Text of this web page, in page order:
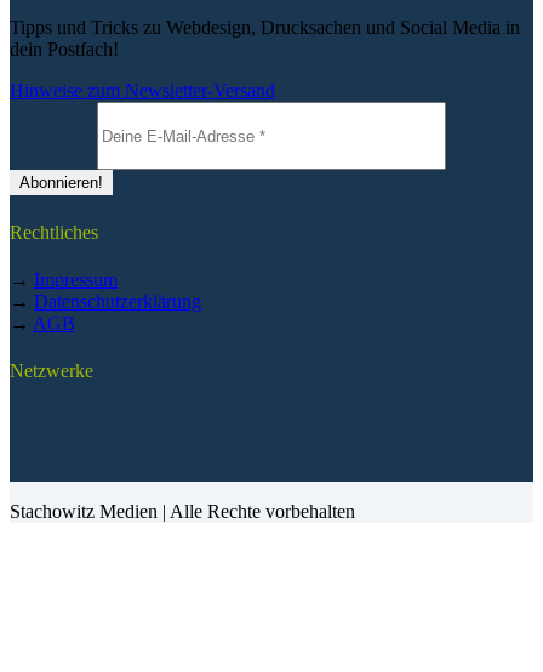
Tipps und Tricks zu Webdesign, Drucksachen und Social Media in
dein Postfach!
Hinweise zum Newsletter-Versand
Rechtliches
→ Impressum
→ Datenschutzerklärung
→ AGB
Netzwerke
Stachowitz Medien | Alle Rechte vorbehalten